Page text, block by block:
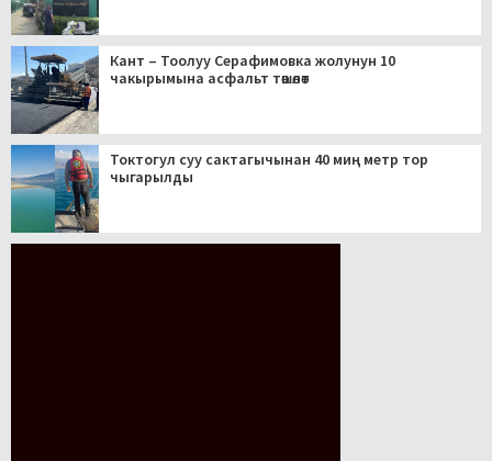
Кант – Тоолуу Серафимовка жолунун 10
чакырымына асфальт төшөлөт
Токтогул суу сактагычынан 40 миң метр тор
чыгарылды